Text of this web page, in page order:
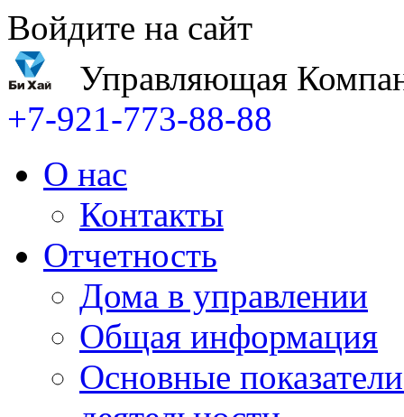
Войдите на сайт
Управляющая
+7-921-773-88-88
О нас
Контакты
Отчетность
Дома в управлении
Общая информация
Основные